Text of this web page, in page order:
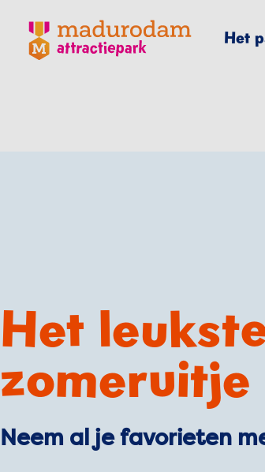
Madurodam logo, naar de homepage
Het
Het
zomeruitje
Neem al je favorieten